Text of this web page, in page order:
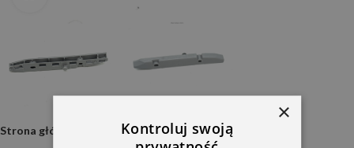
Strona główna
×
Kontroluj swoją